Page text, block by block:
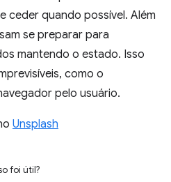
ceder quando possível. Além
se preparar para
mantendo o estado. Isso
como o
pelo usuário.
Unsplash
foi útil?